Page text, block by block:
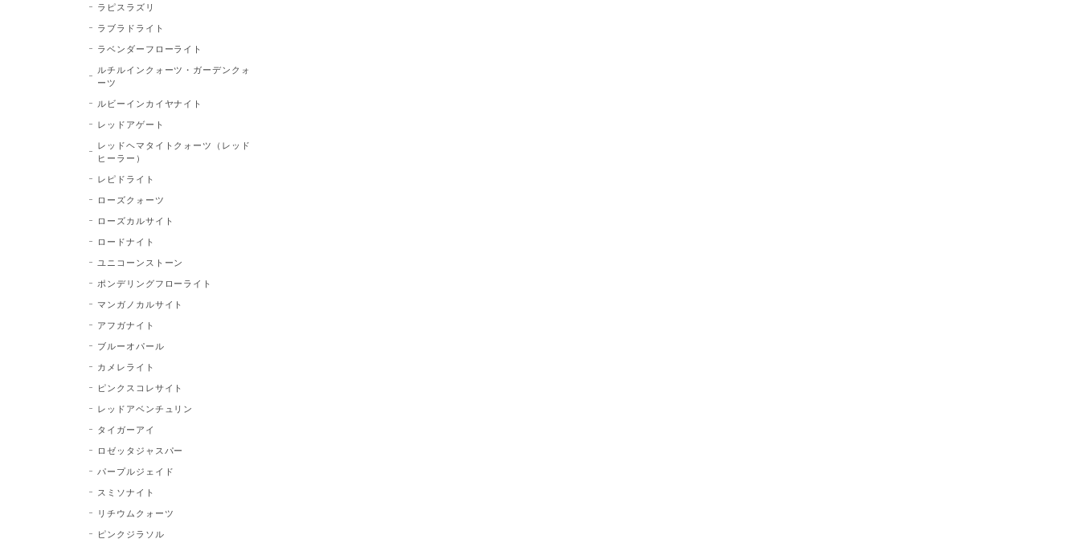
ラピスラズリ
ラブラドライト
ラベンダーフローライト
ルチルインクォーツ・ガーデンクォ
ーツ
ルビーインカイヤナイト
レッドアゲート
レッドヘマタイトクォーツ（レッド
ヒーラー）
レピドライト
ローズクォーツ
ローズカルサイト
ロードナイト
ユニコーンストーン
ポンデリングフローライト
マンガノカルサイト
アフガナイト
ブルーオパール
カメレライト
ピンクスコレサイト
レッドアベンチュリン
タイガーアイ
ロゼッタジャスパー
パープルジェイド
スミソナイト
リチウムクォーツ
ピンクジラソル